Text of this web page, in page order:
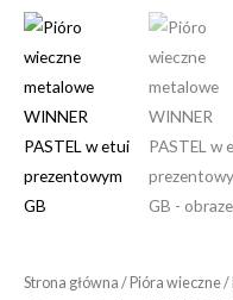
Strona główna / Pióra wieczne/